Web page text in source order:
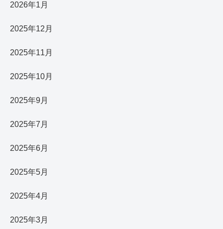
2026年1月
2025年12月
2025年11月
2025年10月
2025年9月
2025年7月
2025年6月
2025年5月
2025年4月
2025年3月